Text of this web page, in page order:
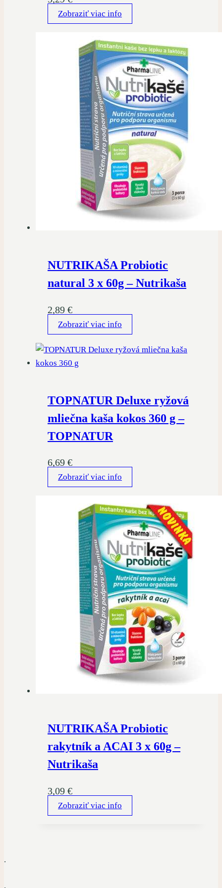
Zobraziť viac info
NUTRIKAŠA Probiotic
natural 3 x 60g – Nutrikaša
2,89 €
Zobraziť viac info
TOPNATUR Deluxe ryžová
mliečna kaša kokos 360 g –
TOPNATUR
6,69 €
Zobraziť viac info
NUTRIKAŠA Probiotic
rakytník a ACAI 3 x 60g –
Nutrikaša
3,09 €
Zobraziť viac info
.
.